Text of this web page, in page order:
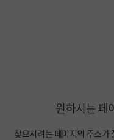
원하시는 페
찾으시려는 페이지의 주소가